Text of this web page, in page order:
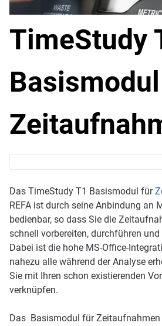
TimeStudy
Das TimeStudy T1 Basismodul für
REFA ist durch seine Anbindung an
bedienbar, so dass Sie die
schnell vorbereiten, durchführen
Dabei ist die hohe MS-Office-
nahezu alle während der Analyse
Sie mit Ihren schon existierenden
verknüpfen.
Das Basismodul für Zeitaufnahmen